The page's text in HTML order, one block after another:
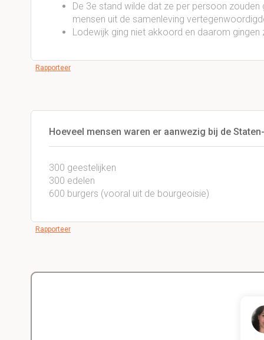
De 3e stand wilde dat ze per persoon
mensen uit de samenleving
Lodewijk ging niet akkoord en daarom gingen
Rapporteer
Hoeveel mensen waren er aanwezig bij de
300 geestelijken
300 edelen
600 burgers (vooral uit de bourgeoisie)
Rapporteer